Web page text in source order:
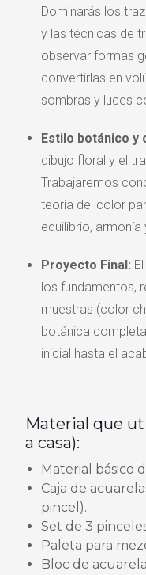
Dominarás los
y las técnicas de
observar formas
convertirlas en
sombras y luces
Estilo botánico y
dibujo floral y el
Trabajaremos
teoría del color
equilibrio, armonía
Proyecto Final:
los fundamentos,
muestras (color
botánica
inicial hasta el
Material que
a casa):
Material básico
Caja de
pincel).
Set de 3
Paleta para
Bloc de